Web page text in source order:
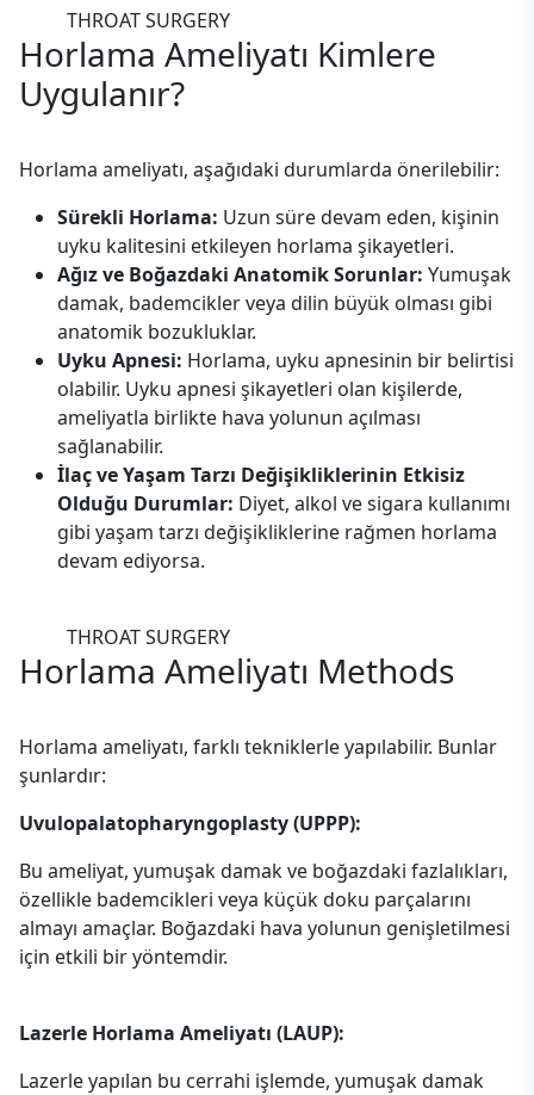
THROAT SURGERY
Horlama Ameliyatı Kimlere
Uygulanır?
Horlama ameliyatı, aşağıdaki durumlarda önerilebilir:
Sürekli Horlama: Uzun süre devam eden, kişinin
uyku kalitesini etkileyen horlama şikayetleri.
Ağız ve Boğazdaki Anatomik Sorunlar: Yumuşak
damak, bademcikler veya dilin büyük olması gibi
anatomik bozukluklar.
Uyku Apnesi: Horlama, uyku apnesinin bir belirtisi
olabilir. Uyku apnesi şikayetleri olan kişilerde,
ameliyatla birlikte hava yolunun açılması
sağlanabilir.
İlaç ve Yaşam Tarzı Değişikliklerinin Etkisiz
Olduğu Durumlar: Diyet, alkol ve sigara kullanımı
gibi yaşam tarzı değişikliklerine rağmen horlama
devam ediyorsa.
THROAT SURGERY
Horlama Ameliyatı Methods
Horlama ameliyatı, farklı tekniklerle yapılabilir. Bunlar
şunlardır:
Uvulopalatopharyngoplasty (UPPP):
Bu ameliyat, yumuşak damak ve boğazdaki fazlalıkları,
özellikle bademcikleri veya küçük doku parçalarını
almayı amaçlar. Boğazdaki hava yolunun genişletilmesi
için etkili bir yöntemdir.
Lazerle Horlama Ameliyatı (LAUP):
Lazerle yapılan bu cerrahi işlemde, yumuşak damak